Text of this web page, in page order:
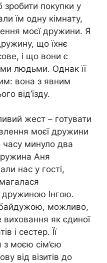
зробити покупки у
їм одну кімнату,
моєї дружини. Я
що їхнє
і що вони є
людьми. Однак її
вона з явним
від’їзду.
жест – готувати
моєї дружини
часу минуло два
Аня
нас у гості,
Інгою.
можливо,
виховання як єдиної
і сестер. Її
з моєю сім’єю
від візитів до